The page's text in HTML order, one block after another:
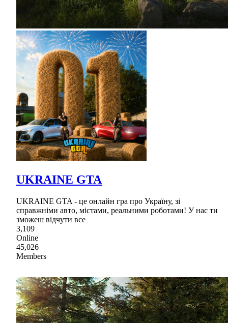
UKRAINE GTA
UKRAINE GTA - це онлайн гра про Україну, зі
справжніми авто, містами, реальними роботами! У нас ти
зможеш відчути все
3,109
Online
45,026
Members